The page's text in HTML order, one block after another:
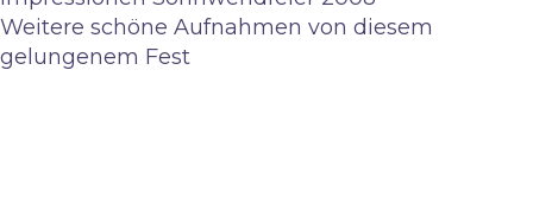
Weitere schöne Aufnahmen von diesem
gelungenem Fest